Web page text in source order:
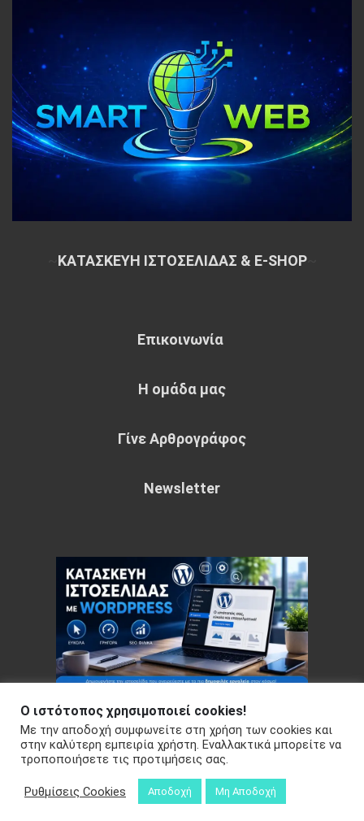
ΚΑΤΑΣΚΕΥΗ ΙΣΤΟΣΕΛΙΔΑΣ & E-SHOP~
Επικοινωνία
Η ομάδα μας
Γίνε Αρθρογράφος
Newsletter
Copyright © 2026 Your e-articles - WordPress Theme : by
Sparkle Themes Πολιτική Απορρήτου
Ο ιστότοπος χρησιμοποιεί cookies!
Με την αποδοχή συμφωνείτε στη χρήση των cookies και
στην καλύτερη εμπειρία χρήστη. Εναλλακτικά μπορείτε να
τροποποιήσετε τις προτιμήσεις σας.
Ρυθμίσεις Cookies Αποδοχή Μη Αποδοχή